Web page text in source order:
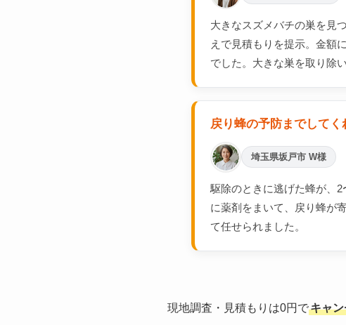
大きなスズメバチの巣を見
えで見積もりを提示。金額
でした。大きな巣を取り除
戻り蜂の予防までしてく
埼玉県坂戸市 W様
駆除のときに逃げた蜂が、
に薬剤をまいて、戻り蜂が
て任せられました。
現地調査・見積もりは0円でキャ